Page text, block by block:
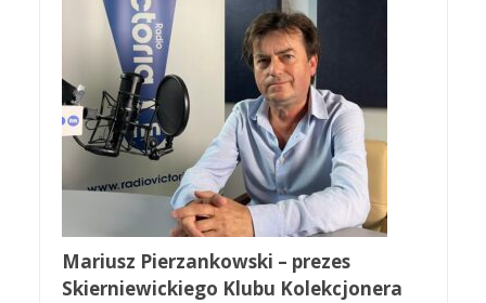
Mariusz Pierzankowski – prezes
Skierniewickiego Klubu Kolekcjonera